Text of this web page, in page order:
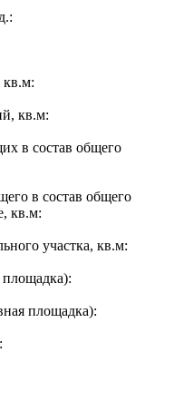
кв.м:
в состав общего
в состав общего
кв.м:
участка, кв.м:
площадка):
площадка):